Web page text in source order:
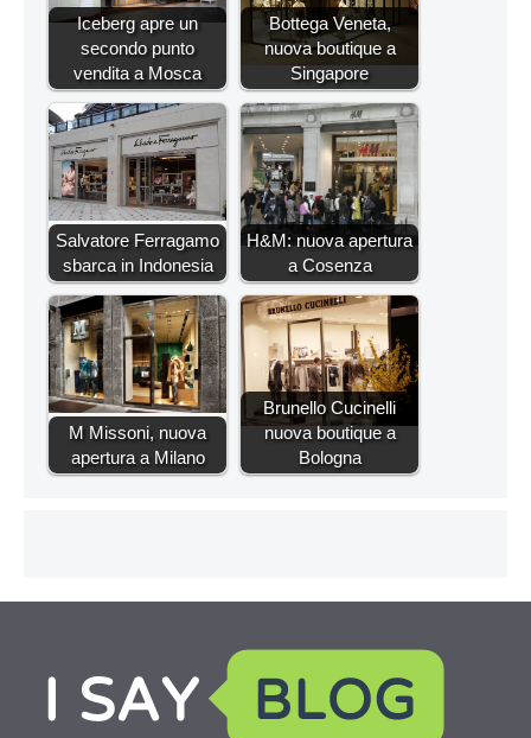
Iceberg apre un
secondo punto
vendita a Mosca
Bottega Veneta,
nuova boutique a
Singapore
Salvatore Ferragamo
sbarca in Indonesia
H&M: nuova apertura
a Cosenza
M Missoni, nuova
apertura a Milano
Brunello Cucinelli
nuova boutique a
Bologna